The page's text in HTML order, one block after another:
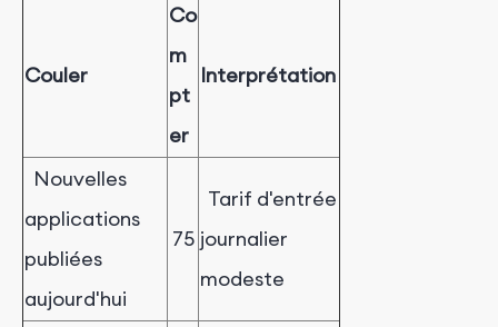
Couler
Co
m
pt
er
Interprétation
Nouvelles
applications
publiées
aujourd'hui
75
Tarif d'entrée
journalier
modeste